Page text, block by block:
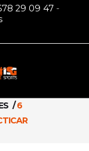
29 09 47-
/6